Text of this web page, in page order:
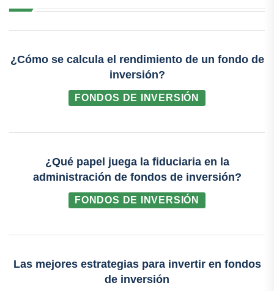
¿Cómo se calcula el rendimiento de un fondo de
inversión?
FONDOS DE INVERSIÓN
¿Qué papel juega la fiduciaria en la
administración de fondos de inversión?
FONDOS DE INVERSIÓN
Las mejores estrategias para invertir en fondos
de inversión